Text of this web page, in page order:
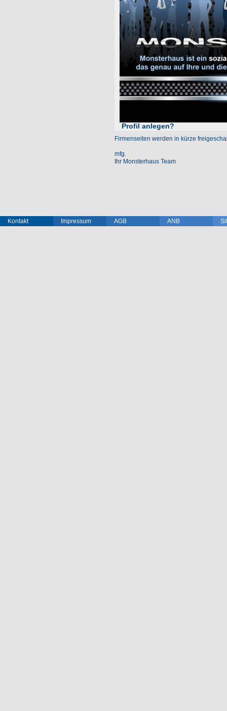
Profil anlegen?
Firmenseiten werden in kürze
mfg.
Ihr Monsterhaus Team
Kontakt Impressum AGB ANB